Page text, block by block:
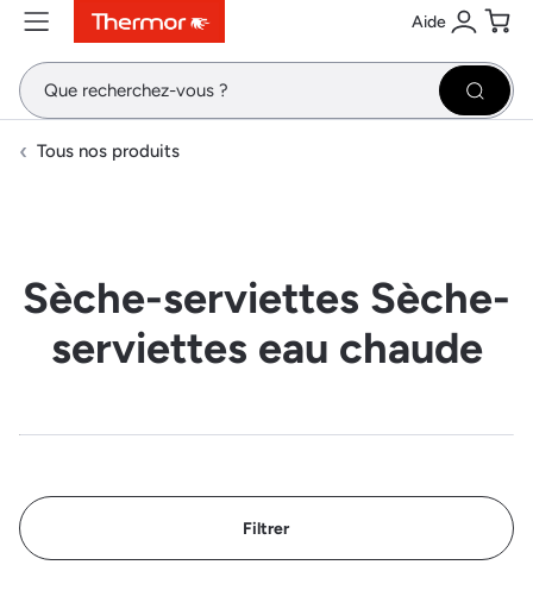
ContenuMenuRecherche Aide
Se
Tous nos produits
Sèche-serviettes Sèche-
serviettes eau chaude
Filtrer